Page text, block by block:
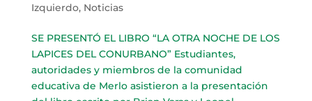
Izquierdo, Noticias
SE PRESENTÓ EL LIBRO “LA OTRA NOCHE DE LOS
LAPICES DEL CONURBANO” Estudiantes,
autoridades y miembros de la comunidad
educativa de Merlo asistieron a la presentación